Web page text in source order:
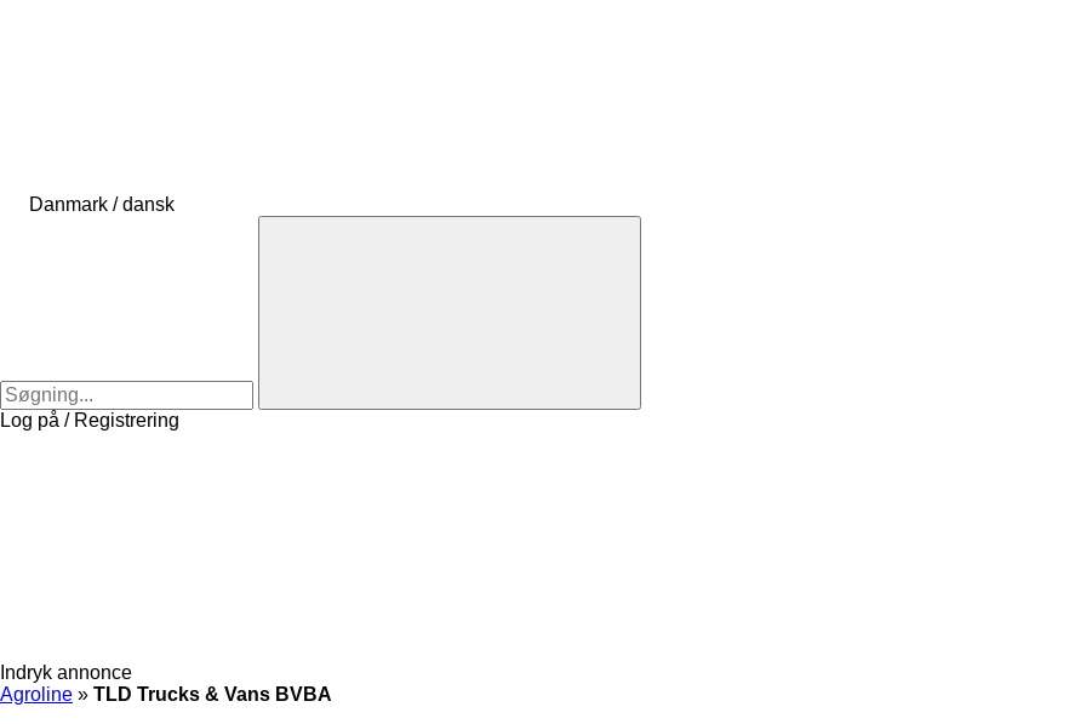
Danmark / dansk
Log på / Registrering
Indryk annonce
Agroline » TLD Trucks & Vans BVBA